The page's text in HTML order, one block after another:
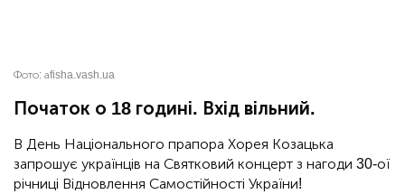
Фото: аfisha.vash.ua
Початок о 18 годині. Вхід вільний.
В День Національного прапора Хорея Козацька
запрошує українців на Святковий концерт з нагоди 30-ої
річниці Відновлення Самостійності України!